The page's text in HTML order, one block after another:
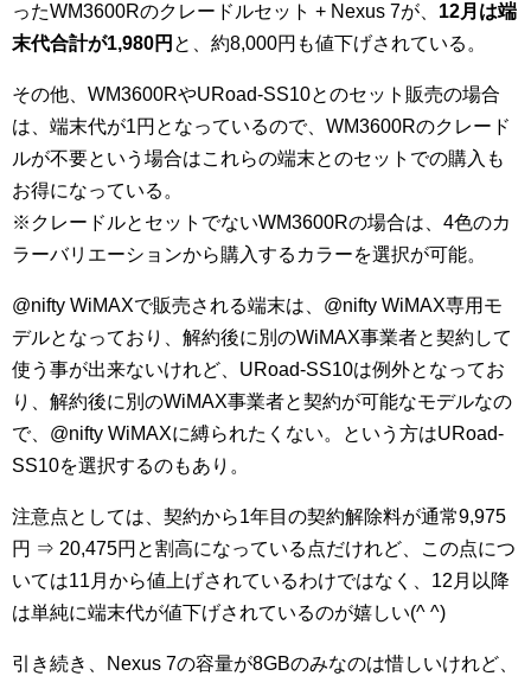
ったWM3600Rのクレードルセット + Nexus 7が、 12月は端
末代合計が1,980円 と、約8,000円も値下げされている。
その他、WM3600RやURoad-SS10とのセット販売の場合
は、端末代が1円となっているので、WM3600Rのクレード
ルが不要という場合はこれらの端末とのセットでの購入も
お得になっている。
※クレードルとセットでないWM3600Rの場合は、4色のカ
ラーバリエーションから購入するカラーを選択が可能。
@nifty WiMAXで販売される端末は、@nifty WiMAX専用モ
デルとなっており、解約後に別のWiMAX事業者と契約して
使う事が出来ないけれど、URoad-SS10は例外となってお
り、解約後に別のWiMAX事業者と契約が可能なモデルなの
で、@nifty WiMAXに縛られたくない。という方はURoad-
SS10を選択するのもあり。
注意点としては、契約から1年目の契約解除料が通常9,975
円 ⇒ 20,475円と割高になっている点だけれど、この点につ
いては11月から値上げされているわけではなく、12月以降
は単純に端末代が値下げされているのが嬉しい(^ ^)
引き続き、Nexus 7の容量が8GBのみなのは惜しいけれど、